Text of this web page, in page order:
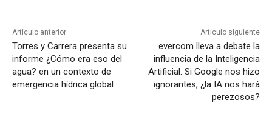
Artículo anterior
Torres y Carrera presenta su
informe ¿Cómo era eso del
agua? en un contexto de
emergencia hídrica global
Artículo siguiente
evercom lleva a debate la
influencia de la Inteligencia
Artificial. Si Google nos hizo
ignorantes, ¿la IA nos hará
perezosos?